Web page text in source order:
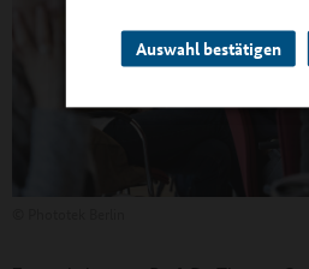
Auswahl bestätigen